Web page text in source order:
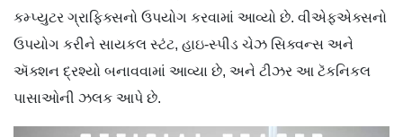
કમ્પ્યુટર ગ્રાફિક્સનો ઉપયોગ કરવામાં આવ્યો છે. વીએફએક્સનો
ઉપયોગ કરીને સાયકલ સ્ટંટ, હાઇ-સ્પીડ ચેઝ સિક્વન્સ અને
ઍક્શન દ્રશ્યો બનાવવામાં આવ્યા છે, અને ટીઝર આ ટૅકનિકલ
પાસાઓની ઝલક આપે છે.